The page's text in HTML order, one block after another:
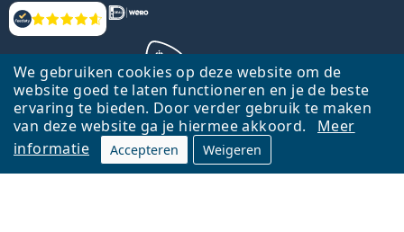
We gebruiken cookies op deze website om de
website goed te laten functioneren en je de beste
ervaring te bieden. Door verder gebruik te maken
van deze website ga je hiermee akkoord.
Meer
informatie
Accepteren Weigeren
Beoordelingen
Terug naar de homepagina
Ga omhoog
Lentiamo.nl is eigendom van en wordt beheerd door Lentiamo s.r.o.,
Tsjechië
Hier al 18 jaar voor jou.